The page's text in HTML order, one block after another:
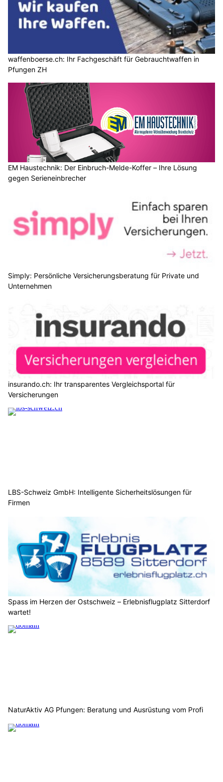
waffenboerse.ch: Ihr Fachgeschäft für Gebrauchtwaffen in
Pfungen ZH
EM Haustechnik: Der Einbruch-Melde-Koffer – Ihre Lösung
gegen Serieneinbrecher
Simply: Persönliche Versicherungsberatung für Private und
Unternehmen
insurando.ch: Ihr transparentes Vergleichsportal für
Versicherungen
LBS-Schweiz GmbH: Intelligente Sicherheitslösungen für
Firmen
Spass im Herzen der Ostschweiz – Erlebnisflugplatz Sitterdorf
wartet!
NaturAktiv AG Pfungen: Beratung und Ausrüstung vom Profi